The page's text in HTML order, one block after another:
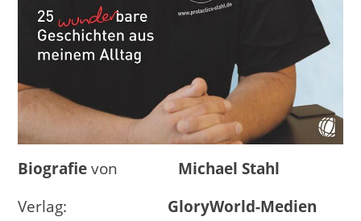
Biografievon Michael Stahl
Verlag: GloryWorld-Medien